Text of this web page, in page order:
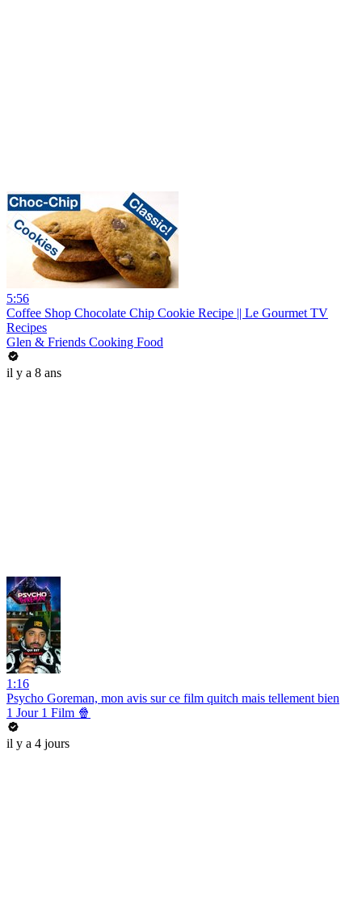
5:56
Coffee Shop Chocolate Chip Cookie Recipe || Le Gourmet TV
Recipes
Glen & Friends Cooking Food
il y a 8 ans
1:16
Psycho Goreman, mon avis sur ce film quitch mais tellement bien
1 Jour 1 Film 🍿
il y a 4 jours